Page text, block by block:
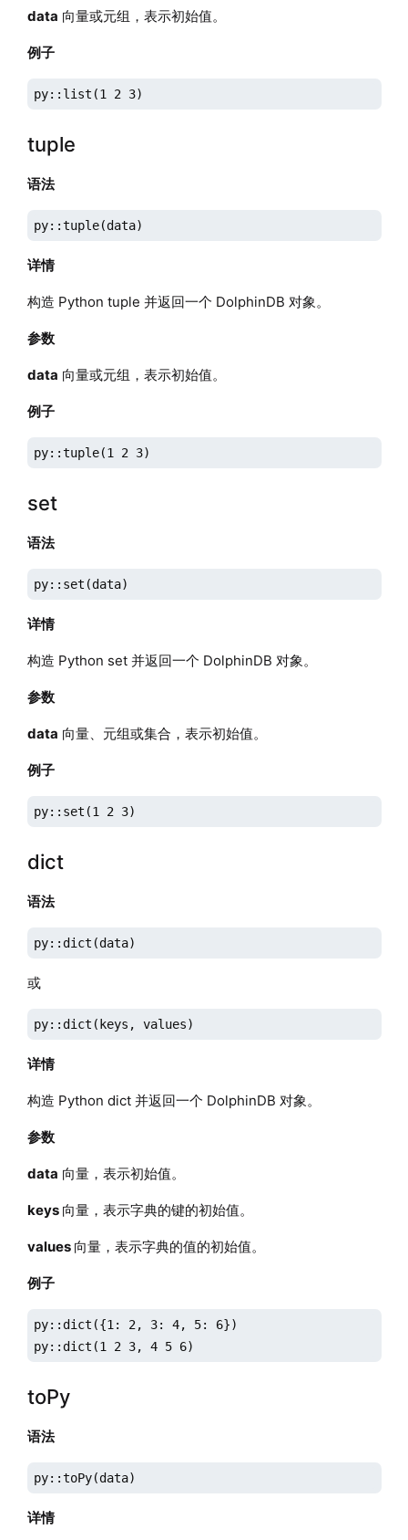
data 向量或元组，表示初始值。
例子
py::list(1 2 3)
tuple
语法
py::tuple(data)
详情
构造 Python tuple 并返回一个 DolphinDB 对象。
参数
data 向量或元组，表示初始值。
例子
py::tuple(1 2 3)
set
语法
py::set(data)
详情
构造 Python set 并返回一个 DolphinDB 对象。
参数
data 向量、元组或集合，表示初始值。
例子
py::set(1 2 3)
dict
语法
py::dict(data)
或
py::dict(keys, values)
详情
构造 Python dict 并返回一个 DolphinDB 对象。
参数
data 向量，表示初始值。
keys 向量，表示字典的键的初始值。
values 向量，表示字典的值的初始值。
例子
py::dict({1: 2, 3: 4, 5: 6})
py::dict(1 2 3, 4 5 6)
toPy
语法
py::toPy(data)
详情